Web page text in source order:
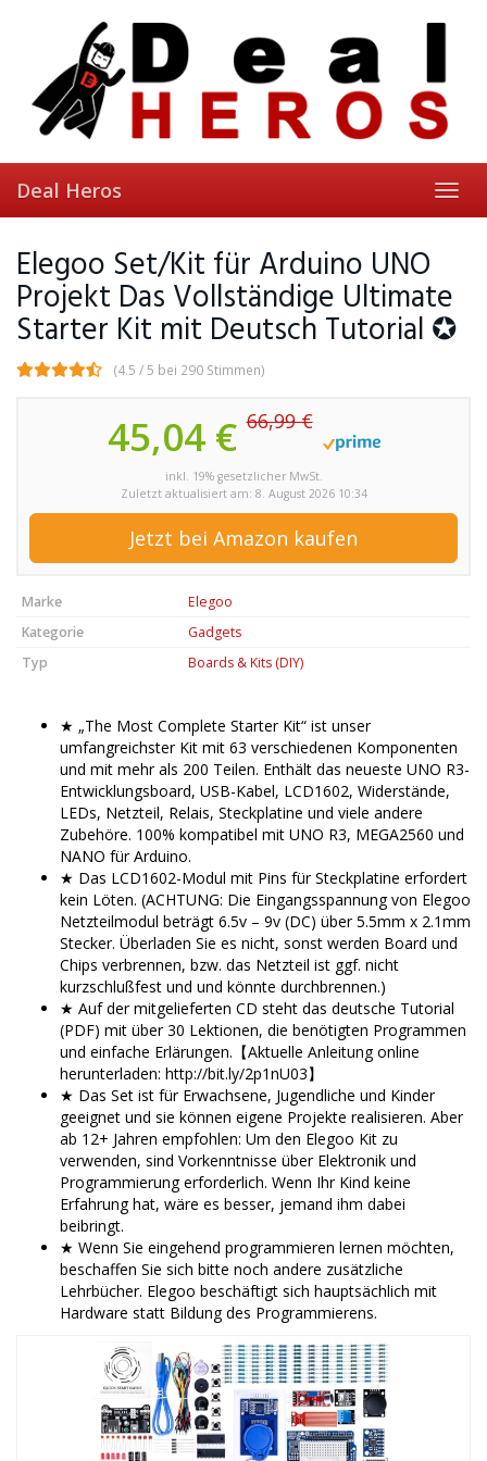
Deal Heros
Elegoo Set/Kit für Arduino UNO
Projekt Das Vollständige Ultimate
Starter Kit mit Deutsch Tutorial ✪
(4.5 / 5 bei 290 Stimmen)
45,04 €66,99 €
inkl. 19% gesetzlicher MwSt.
Zuletzt aktualisiert am: 8. August 2026 10:34
Jetzt bei Amazon kaufen
Marke
Elegoo
Kategorie
Gadgets
Typ
Boards & Kits (DIY)
★ „The Most Complete Starter Kit“ ist unser
umfangreichster Kit mit 63 verschiedenen Komponenten
und mit mehr als 200 Teilen. Enthält das neueste UNO R3-
Entwicklungsboard, USB-Kabel, LCD1602, Widerstände,
LEDs, Netzteil, Relais, Steckplatine und viele andere
Zubehöre. 100% kompatibel mit UNO R3, MEGA2560 und
NANO für Arduino.
★ Das LCD1602-Modul mit Pins für Steckplatine erfordert
kein Löten. (ACHTUNG: Die Eingangsspannung von Elegoo
Netzteilmodul beträgt 6.5v – 9v (DC) über 5.5mm x 2.1mm
Stecker. Überladen Sie es nicht, sonst werden Board und
Chips verbrennen, bzw. das Netzteil ist ggf. nicht
kurzschlußfest und und könnte durchbrennen.)
★ Auf der mitgelieferten CD steht das deutsche Tutorial
(PDF) mit über 30 Lektionen, die benötigten Programmen
und einfache Erlärungen.【Aktuelle Anleitung online
herunterladen: http://bit.ly/2p1nU03】
★ Das Set ist für Erwachsene, Jugendliche und Kinder
geeignet und sie können eigene Projekte realisieren. Aber
ab 12+ Jahren empfohlen: Um den Elegoo Kit zu
verwenden, sind Vorkenntnisse über Elektronik und
Programmierung erforderlich. Wenn Ihr Kind keine
Erfahrung hat, wäre es besser, jemand ihm dabei
beibringt.
★ Wenn Sie eingehend programmieren lernen möchten,
beschaffen Sie sich bitte noch andere zusätzliche
Lehrbücher. Elegoo beschäftigt sich hauptsächlich mit
Hardware statt Bildung des Programmierens.